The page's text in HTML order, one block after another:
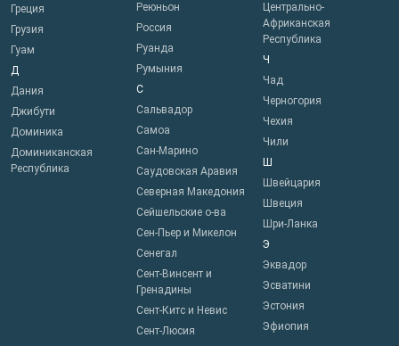
Греция
Грузия
Гуам
Д
Дания
Джибути
Доминика
Доминиканская
Республика
Реюньон
Россия
Руанда
Румыния
С
Сальвадор
Самоа
Сан-Марино
Саудовская Аравия
Северная Македония
Сейшельские о-ва
Сен-Пьер и Микелон
Сенегал
Сент-Винсент и
Гренадины
Сент-Китс и Невис
Сент-Люсия
Центрально-
Африканская
Республика
Ч
Чад
Черногория
Чехия
Чили
Ш
Швейцария
Швеция
Шри-Ланка
Э
Эквадор
Эсватини
Эстония
Эфиопия